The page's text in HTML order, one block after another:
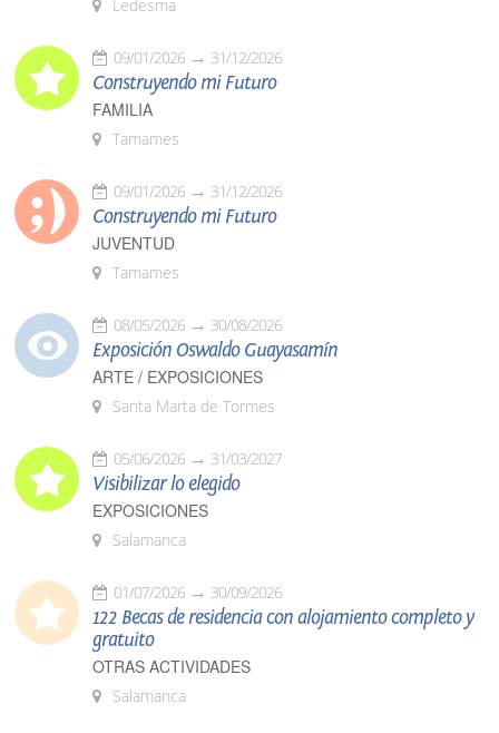
Ledesma
09/01/2026 31/12/2026
Construyendo mi Futuro
FAMILIA
Tamames
09/01/2026 31/12/2026
Construyendo mi Futuro
JUVENTUD
Tamames
08/05/2026 30/08/2026
Exposición Oswaldo Guayasamín
ARTE / EXPOSICIONES
Santa Marta de Tormes
05/06/2026 31/03/2027
Visibilizar lo elegido
EXPOSICIONES
Salamanca
01/07/2026 30/09/2026
122 Becas de residencia con alojamiento completo y
gratuito
OTRAS ACTIVIDADES
Salamanca